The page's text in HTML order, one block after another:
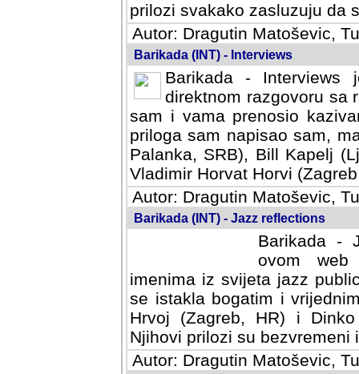
prilozi svakako zasluzuju da
Autor: Dragutin Matoševic,
Barikada (INT) - Interviews
Barikada -
direktnom razgovoru sa
sam i vama prenosio
priloga sam napisao sam,
Palanka, SRB), Bill Kapelj
Vladimir Horvat Horvi
Autor: Dragutin Matoševic,
Barikada (INT) - Jazz reflections
Barikada -
ovom web
imenima iz svijeta jazz
se istakla bogatim i
Hrvoj (Zagreb, HR) i
Njihovi prilozi su bezvremeni
Autor: Dragutin Matoševic,